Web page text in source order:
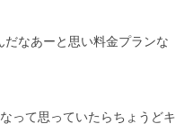
なあーと思い料金プランな
って思っていたらちょうどキ